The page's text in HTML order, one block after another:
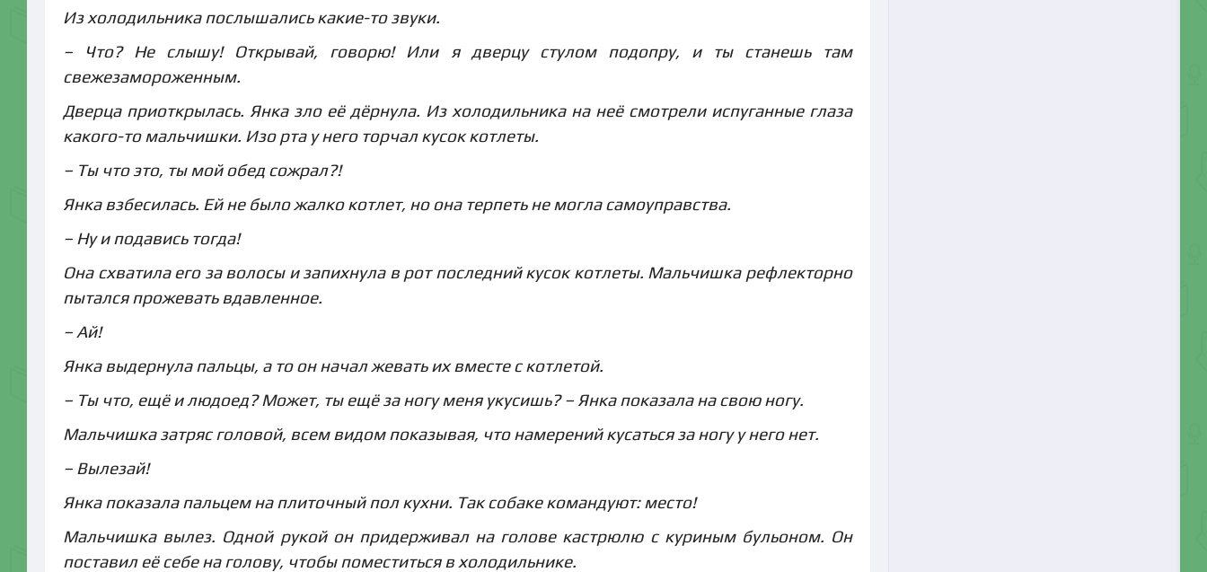
Из холодильника послышались какие-то звуки.
– Что? Не слышу! Открывай, говорю! Или я дверцу стулом подопру, и ты станешь там
свежезамороженным.
Дверца приоткрылась. Янка зло её дёрнула. Из холодильника на неё смотрели испуганные глаза
какого-то мальчишки. Изо рта у него торчал кусок котлеты.
– Ты что это, ты мой обед сожрал?!
Янка взбесилась. Ей не было жалко котлет, но она терпеть не могла самоуправства.
– Ну и подавись тогда!
Она схватила его за волосы и запихнула в рот последний кусок котлеты. Мальчишка рефлекторно
пытался прожевать вдавленное.
– Ай!
Янка выдернула пальцы, а то он начал жевать их вместе с котлетой.
– Ты что, ещё и людоед? Может, ты ещё за ногу меня укусишь? – Янка показала на свою ногу.
Мальчишка затряс головой, всем видом показывая, что намерений кусаться за ногу у него нет.
– Вылезай!
Янка показала пальцем на плиточный пол кухни. Так собаке командуют: место!
Мальчишка вылез. Одной рукой он придерживал на голове кастрюлю с куриным бульоном. Он
поставил её себе на голову, чтобы поместиться в холодильнике.